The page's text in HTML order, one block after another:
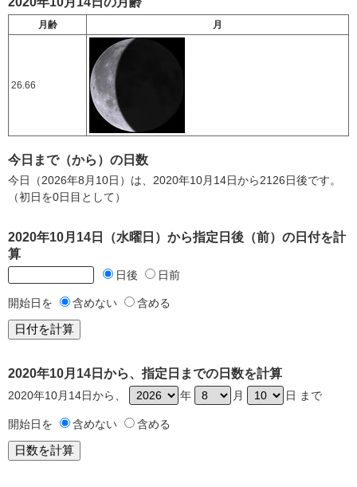
月齢 月
26.66
今日まで（から）の日数
今日（2026年8月10日）は、2020年10月14日から2126日後です。
（初日を0日目として）
2020年10月14日（水曜日）から指定日後（前）の日付を計
算
日後 日前
開始日を 含めない 含める
2020年10月14日から、指定日までの日数を計算
2020年10月14日から、 年 月 日 まで
開始日を 含めない 含める